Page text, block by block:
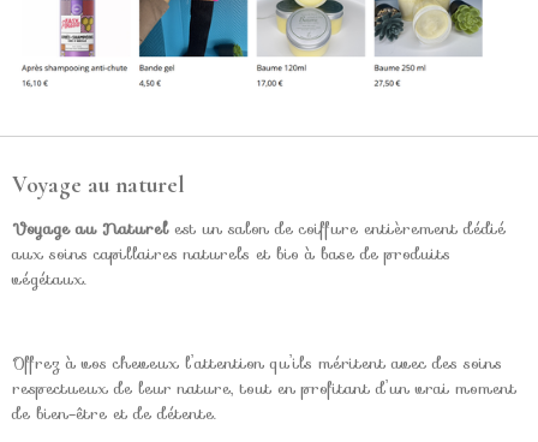
Voyage au naturel
Voyage au Naturelest un salon de coiffure entièrement dédié
aux soins capillaires naturels et bio à base de produits
végétaux.
Offrez à vos cheveux l’attention qu’ils méritent avec des soins
respectueux de leur nature, tout en profitant d’un vrai moment
de bien-être et de détente.